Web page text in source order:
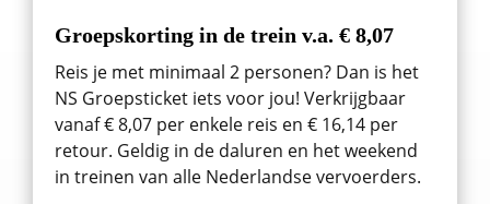
Groepskorting in de trein v.a. € 8,07
Reis je met minimaal 2 personen? Dan is het
NS Groepsticket iets voor jou! Verkrijgbaar
vanaf € 8,07 per enkele reis en € 16,14 per
retour. Geldig in de daluren en het weekend
in treinen van alle Nederlandse vervoerders.